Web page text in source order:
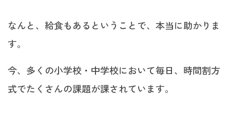
なんと、給食もあるということで、本当に助かりま
す。
今、多くの小学校・中学校において毎日、時間割方
式でたくさんの課題が課されています。